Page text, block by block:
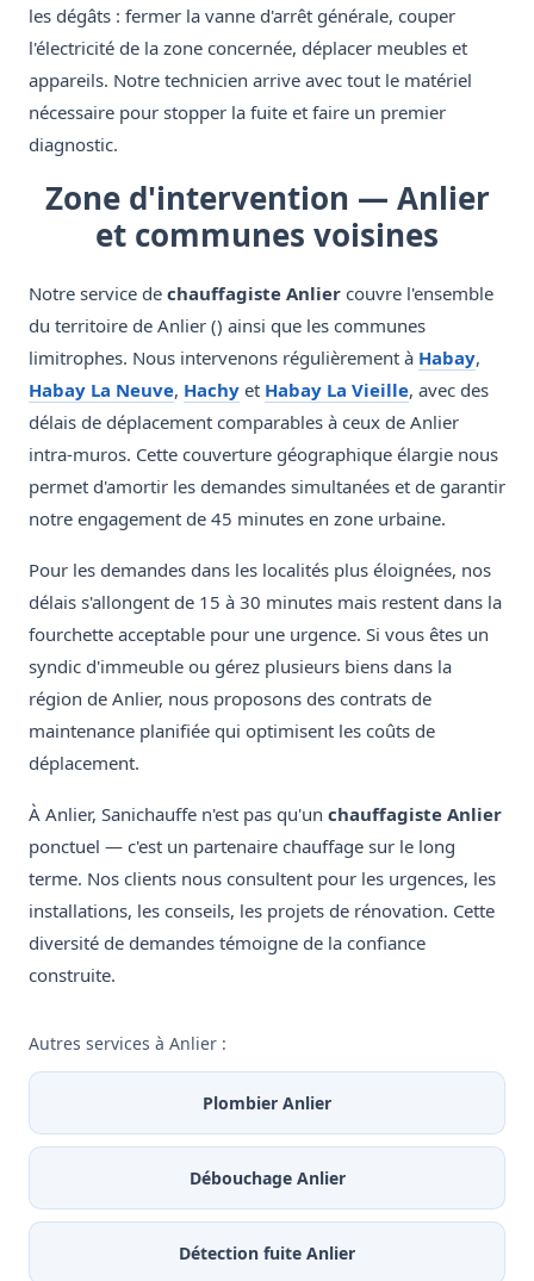
les dégâts : fermer la vanne d'arrêt générale, couper
l'électricité de la zone concernée, déplacer meubles et
appareils. Notre technicien arrive avec tout le matériel
nécessaire pour stopper la fuite et faire un premier
diagnostic.
Zone d'intervention — Anlier
et communes voisines
Notre service de chauffagiste Anlier couvre l'ensemble
du territoire de Anlier () ainsi que les communes
limitrophes. Nous intervenons régulièrement à Habay,
Habay La Neuve, Hachy et Habay La Vieille, avec des
délais de déplacement comparables à ceux de Anlier
intra-muros. Cette couverture géographique élargie nous
permet d'amortir les demandes simultanées et de garantir
notre engagement de 45 minutes en zone urbaine.
Pour les demandes dans les localités plus éloignées, nos
délais s'allongent de 15 à 30 minutes mais restent dans la
fourchette acceptable pour une urgence. Si vous êtes un
syndic d'immeuble ou gérez plusieurs biens dans la
région de Anlier, nous proposons des contrats de
maintenance planifiée qui optimisent les coûts de
déplacement.
À Anlier, Sanichauffe n'est pas qu'un chauffagiste Anlier
ponctuel — c'est un partenaire chauffage sur le long
terme. Nos clients nous consultent pour les urgences, les
installations, les conseils, les projets de rénovation. Cette
diversité de demandes témoigne de la confiance
construite.
Autres services à Anlier :
Plombier Anlier
Débouchage Anlier
Détection fuite Anlier